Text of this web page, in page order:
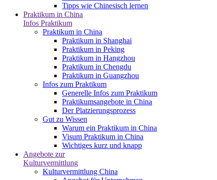
Tipps wie Chinesisch lernen
Praktikum in China
Infos Praktikum
Praktikum in China
Praktikum in Shanghai
Praktikum in Peking
Praktikum in Hangzhou
Praktikum in Chengdu
Praktikum in Guangzhou
Infos zum Praktikum
Generelle Infos zum Praktikum
Praktikumsangebote in China
Der Platzierungsprozess
Gut zu Wissen
Warum ein Praktikum in China
Visum Praktikum in China
Wichtiges kurz und knapp
Angebote zur
Kulturvermittlung
Kulturvermittlung China